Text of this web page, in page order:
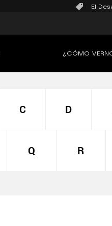
El
¿CÓMO
C D
Q R